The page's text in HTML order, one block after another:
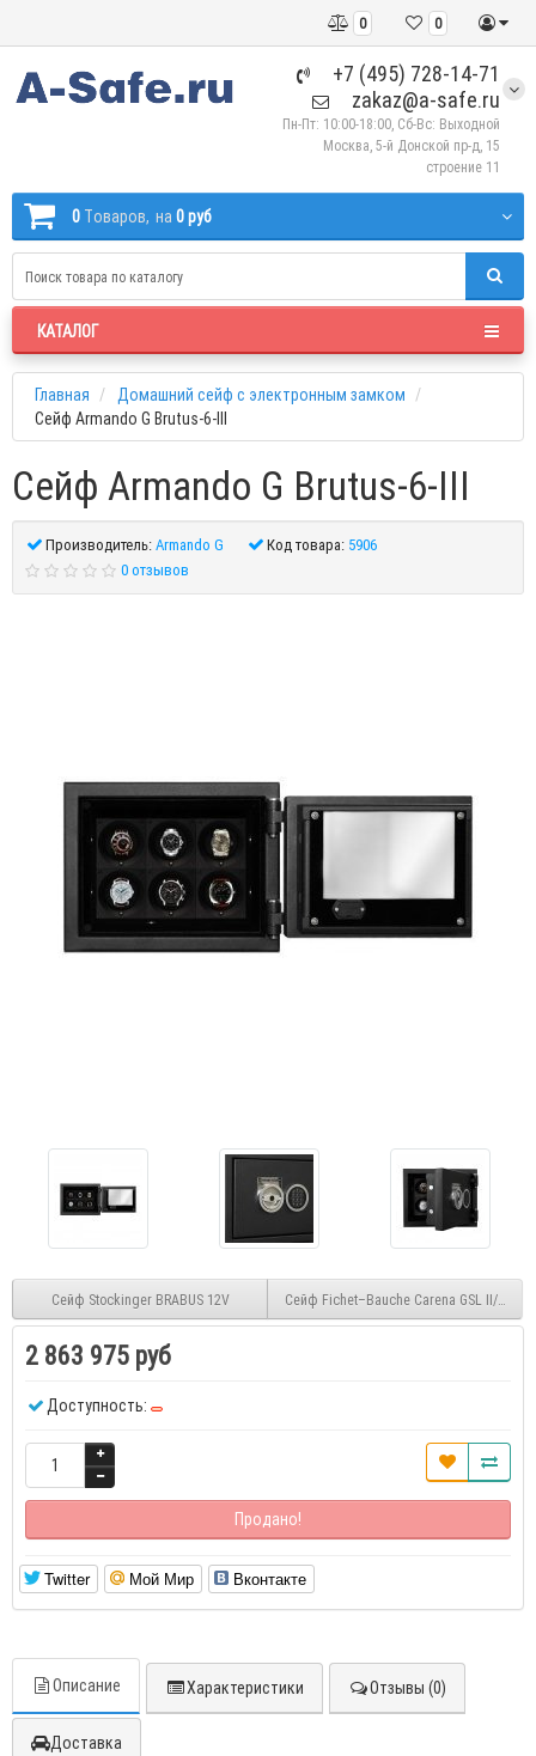
0
0
+7 (495) 728-14-71
zakaz@a-safe.ru
Пн-Пт: 10:00-18:00, Сб-Вс: Выходной
Москва, 5-й Донской пр-д, 15
строение 11
0 Tоваров, на 0 руб
КАТАЛОГ
Главная
Домашний сейф с электронным замком
Сейф Armando G Brutus-6-III
Сейф Armando G Brutus-6-III
Производитель:Armando G Код товара: 5906
0 отзывов
Сейф Stockinger BRABUS 12V Сейф Fichet–Bauche Carena GSL II/120/E
2 863 975 руб
Доступность:
Продано!
Twitter Мой Мир Вконтакте
Описание Характеристики Отзывы (0)
Доставка